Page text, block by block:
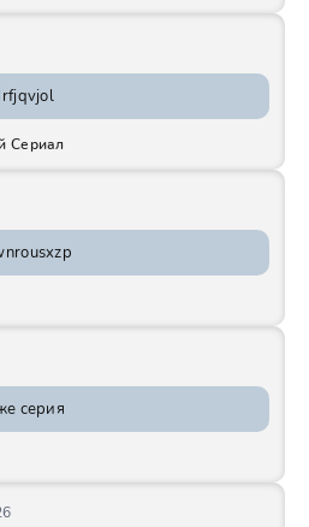
Сериал
серия